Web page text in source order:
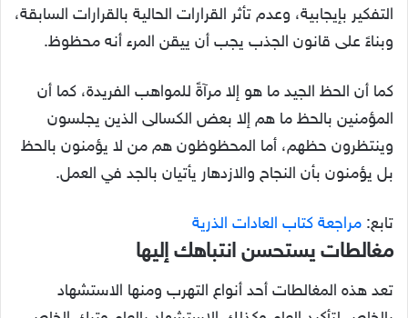
التفكير بإيجابية، وعدم تأثر القرارات الحالية بالقرارات السابقة،
وبناءً على قانون الجذب يجب أن ييقن المرء أنه محظوظ.
كما أن الحظ الجيد ما هو إلا مرآةً للمواهب الفريدة، كما أن
المؤمنين بالحظ ما هم إلا بعض الكسالى الذين يجلسون
وينتظرون حظهم، أما المحظوظون هم من لا يؤمنون بالحظ
بل يؤمنون بأن النجاح والازدهار يأتيان بالجد في العمل.
تابع: مراجعة كتاب العادات الذرية
مغالطات يستحسن انتباهك إليها
تعد هذه المغالطات أحد أنواع التهرب ومنها الاستشهاد